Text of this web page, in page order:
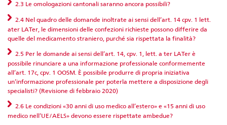
2.3 Le omologazioni cantonali saranno ancora possibili?
2.4 Nel quadro delle domande inoltrate ai sensi dell’art. 14 cpv. 1 lett.
ater LATer, le dimensioni delle confezioni richieste possono differire da
quelle del medicamento straniero, purché sia rispettata la finalità?
2.5 Per le domande ai sensi dell’art. 14, cpv. 1, lett. a ter LATer è
possibile rinunciare a una informazione professionale conformemente
all’art. 17c, cpv. 1 OOSM. È possibile produrre di propria iniziativa
un’informazione professionale per poterla mettere a disposizione degli
specialisti? (Revisione di febbraio 2020)
2.6 Le condizioni «30 anni di uso medico all’estero» e «15 anni di uso
medico nell’UE/AELS» devono essere rispettate ambedue?